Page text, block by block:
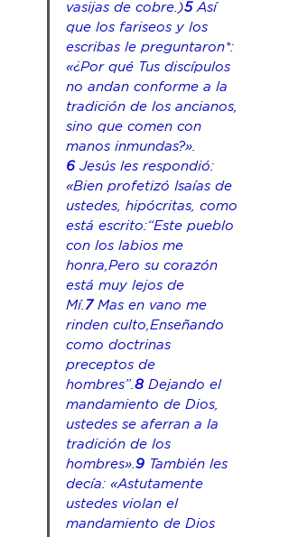
vasijas de cobre.)5 Así
que los fariseos y los
escribas le preguntaron*:
«¿Por qué Tus discípulos
no andan conforme a la
tradición de los ancianos,
sino que comen con
manos inmundas?».
6 Jesús les respondió:
«Bien profetizó Isaías de
ustedes, hipócritas, como
está escrito:“Este pueblo
con los labios me
honra,Pero su corazón
está muy lejos de
Mí. 7 Mas en vano me
rinden culto,Enseñando
como doctrinas
preceptos de
hombres”.8 Dejando el
mandamiento de Dios,
ustedes se aferran a la
tradición de los
hombres».9 También les
decía: «Astutamente
ustedes violan el
mandamiento de Dios